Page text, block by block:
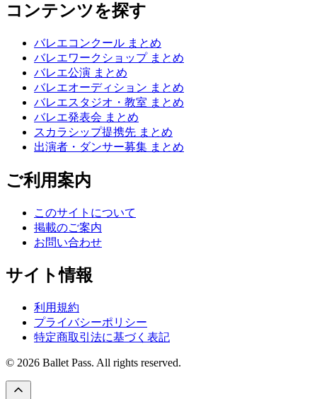
コンテンツを探す
バレエコンクール まとめ
バレエワークショップ まとめ
バレエ公演 まとめ
バレエオーディション まとめ
バレエスタジオ・教室 まとめ
バレエ発表会 まとめ
スカラシップ提携先 まとめ
出演者・ダンサー募集 まとめ
ご利用案内
このサイトについて
掲載のご案内
お問い合わせ
サイト情報
利用規約
プライバシーポリシー
特定商取引法に基づく表記
© 2026 Ballet Pass. All rights reserved.